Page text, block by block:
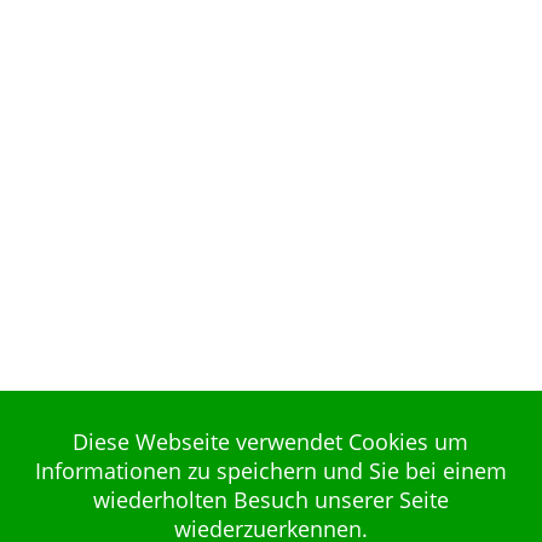
Diese Webseite verwendet Cookies um
Informationen zu speichern und Sie bei einem
wiederholten Besuch unserer Seite
wiederzuerkennen.